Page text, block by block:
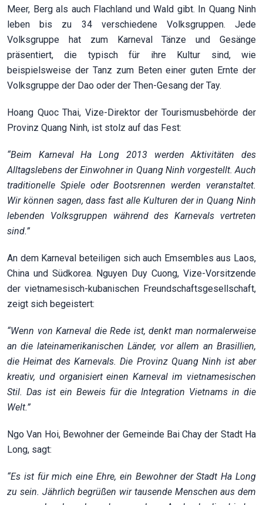
Meer, Berg als auch Flachland und Wald gibt. In Quang Ninh
leben bis zu 34 verschiedene Volksgruppen. Jede
Volksgruppe hat zum Karneval Tänze und Gesänge
präsentiert, die typisch für ihre Kultur sind, wie
beispielsweise der Tanz zum Beten einer guten Ernte der
Volksgruppe der Dao oder der Then-Gesang der Tay.
Hoang Quoc Thai, Vize-Direktor der Tourismusbehörde der
Provinz Quang Ninh, ist stolz auf das Fest:
“Beim Karneval Ha Long 2013 werden Aktivitäten des
Alltagslebens der Einwohner in Quang Ninh vorgestellt. Auch
traditionelle Spiele oder Bootsrennen werden veranstaltet.
Wir können sagen, dass fast alle Kulturen der in Quang Ninh
lebenden Volksgruppen während des Karnevals vertreten
sind.”
An dem Karneval beteiligen sich auch Emsembles aus Laos,
China und Südkorea. Nguyen Duy Cuong, Vize-Vorsitzende
der vietnamesisch-kubanischen Freundschaftsgesellschaft,
zeigt sich begeistert:
“Wenn von Karneval die Rede ist, denkt man normalerweise
an die lateinamerikanischen Länder, vor allem an Brasillien,
die Heimat des Karnevals. Die Provinz Quang Ninh ist aber
kreativ, und organisiert einen Karneval im vietnamesischen
Stil. Das ist ein Beweis für die Integration Vietnams in die
Welt.”
Ngo Van Hoi, Bewohner der Gemeinde Bai Chay der Stadt Ha
Long, sagt:
“Es ist für mich eine Ehre, ein Bewohner der Stadt Ha Long
zu sein. Jährlich begrüßen wir tausende Menschen aus dem